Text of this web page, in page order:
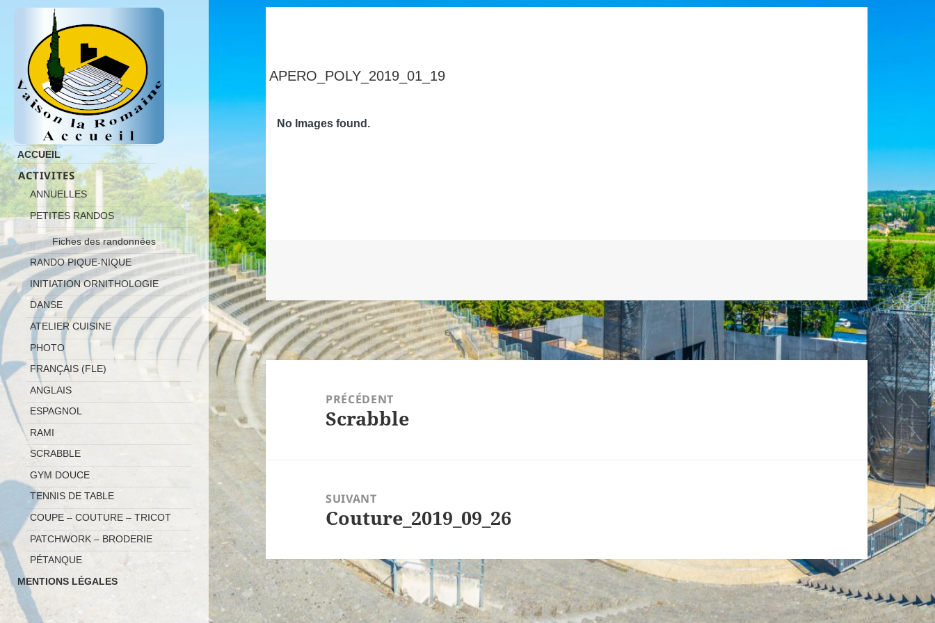
ACCUEIL
ACTIVITES
ANNUELLES
PETITES RANDOS
Fiches des randonnées
RANDO PIQUE-NIQUE
INITIATION ORNITHOLOGIE
DANSE
ATELIER CUISINE
PHOTO
FRANÇAIS (FLE)
ANGLAIS
ESPAGNOL
RAMI
SCRABBLE
GYM DOUCE
TENNIS DE TABLE
COUPE – COUTURE – TRICOT
PATCHWORK – BRODERIE
PÉTANQUE
MENTIONS LÉGALES
APERO_POLY_2019_01_19
No Images found.
PRÉCÉDENT
Article
Scrabble
SUIVANT
Article
Couture_2019_09_26